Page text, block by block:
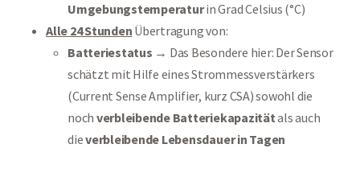
Umgebungstemperaturin Grad Celsius (°C)
Alle 24 Stunden Übertragung von:
Batteriestatus → Das Besondere hier: Der Sensor
schätzt mit Hilfe eines Strommessverstärkers
(Current Sense Amplifier, kurz CSA) sowohl die
noch verbleibende Batteriekapazitätals auch
dieverbleibende Lebensdauer in Tagen